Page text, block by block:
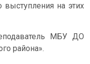
на этих
МБУ ДО
района».